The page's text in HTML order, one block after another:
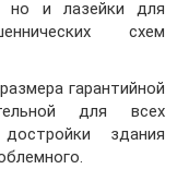
но и лазейки для
схем
гарантийной
для всех
здания